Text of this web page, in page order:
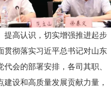
提高认识，切实增强推进起步
贯彻落实习近平总书记对山东
会的部署安排，各司其职、
设和高质量发展贡献力量，